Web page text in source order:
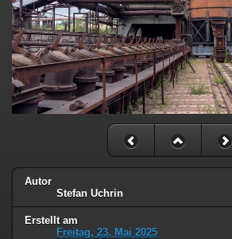
Autor
Stefan Uchrin
Erstellt am
Freitag, 23. Mai 2025